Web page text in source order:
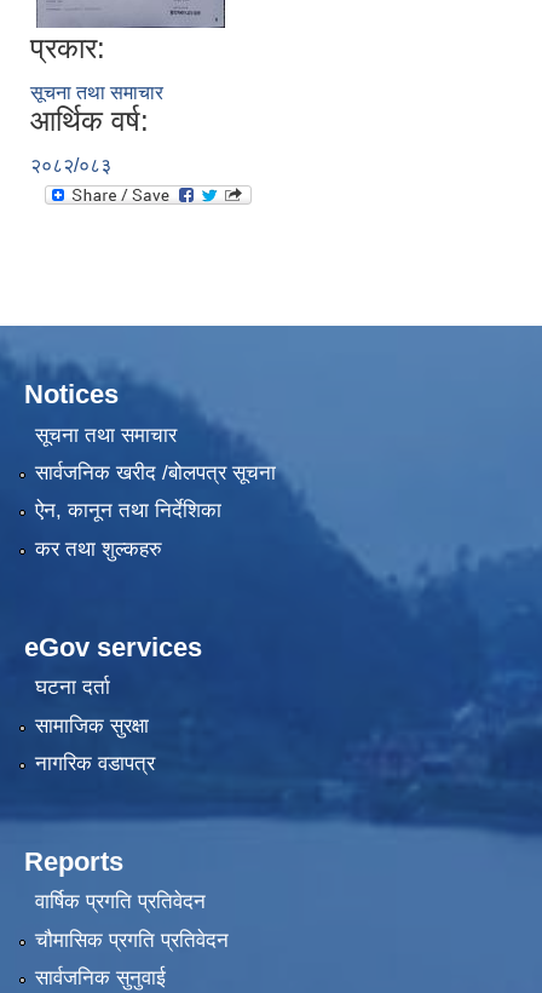
प्रकार:
सूचना तथा समाचार
आर्थिक वर्ष:
२०८२/०८३
Notices
सूचना तथा समाचार
सार्वजनिक खरीद /बोलपत्र सूचना
ऐन, कानून तथा निर्देशिका
कर तथा शुल्कहरु
eGov services
घटना दर्ता
सामाजिक सुरक्षा
नागरिक वडापत्र
Reports
वार्षिक प्रगति प्रतिवेदन
चौमासिक प्रगति प्रतिवेदन
सार्वजनिक सुनुवाई